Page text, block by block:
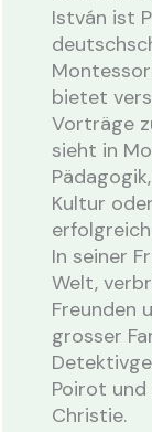
István ist
bietet
Vorträge
sieht in
Kultur
In seiner
Welt,
Freunden
grosser
Poirot
Christie.